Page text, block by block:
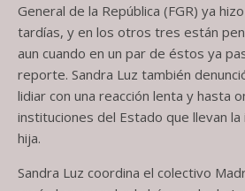
General de la República (FGR) ya
tardías, y en los otros tres están
aun cuando en un par de éstos ya
reporte. Sandra Luz también
lidiar con una reacción lenta y hasta
instituciones del Estado que llevan
hija.
Sandra Luz coordina el colectivo